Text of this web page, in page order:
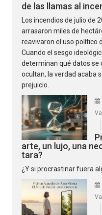
de las llamas al
Los incendios de julio de
arrasaron miles de
reavivaron el uso político
Cuando el sesgo
determinan qué datos se
ocultan, la verdad acaba
prejuicio.
arte, un lujo, una
tara?
¿Y si procrastinar fuera